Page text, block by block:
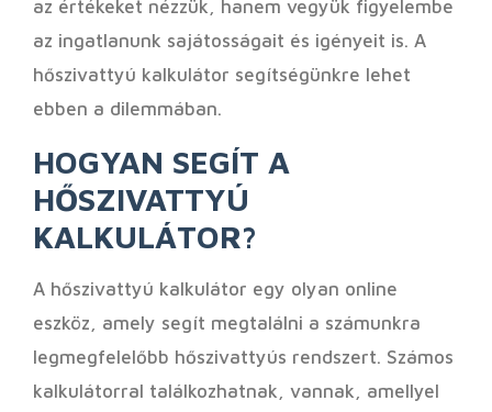
az értékeket nézzük, hanem vegyük figyelembe
az ingatlanunk sajátosságait és igényeit is. A
hőszivattyú kalkulátor segítségünkre lehet
ebben a dilemmában.
HOGYAN SEGÍT A
HŐSZIVATTYÚ
KALKULÁTOR?
A hőszivattyú kalkulátor egy olyan online
eszköz, amely segít megtalálni a számunkra
legmegfelelőbb hőszivattyús rendszert. Számos
kalkulátorral találkozhatnak, vannak, amellyel